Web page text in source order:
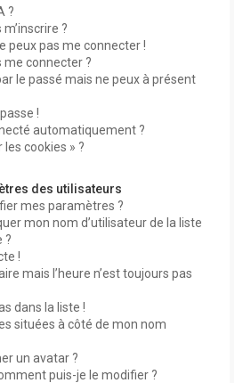
?
?
peux pas me connecter !
me connecter ?
le passé mais ne peux à présent
!
automatiquement ?
cookies » ?
des utilisateurs
mes paramètres ?
mon nom d’utilisateur de la liste
?
!
mais l’heure n’est toujours pas
dans la liste !
situées à côté de mon nom
un avatar ?
puis-je le modifier ?